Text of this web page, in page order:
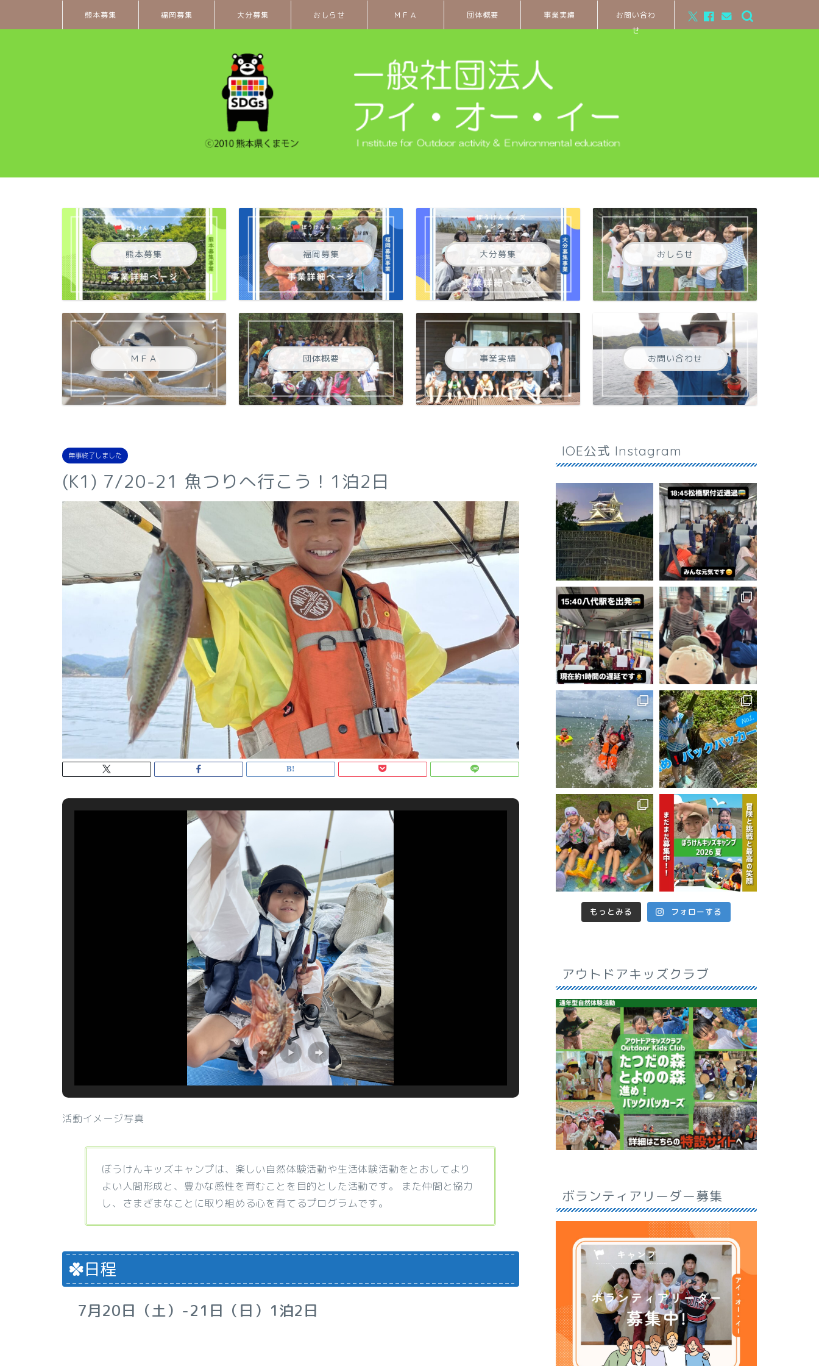
熊本募集 福岡募集 大分募集 おしらせ ＭＦＡ 団体概要 事業実績
お問い合わ
せ
熊本募集 福岡募集 大分募集 おしらせ
ＭＦＡ 団体概要 事業実績 お問い合わせ
無事終了しました
(K1) 7/20-21 魚つりへ行こう！1泊2日
活動イメージ写真
ぼうけんキッズキャンプは、楽しい自然体験活動や生活体験活動をとおしてより
よい人間形成と、豊かな感性を育むことを目的とした活動です。 また仲間と協力
し、さまざまなことに取り組める心を育てるプログラムです。
日程
7月20日（土）-21日（日）1泊2日
IOE公式 Instagram
もっとみる フォローする
アウトドアキッズクラブ
ボランティアリーダー募集